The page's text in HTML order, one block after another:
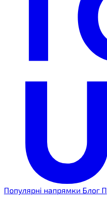
Популярні напрямки Блог